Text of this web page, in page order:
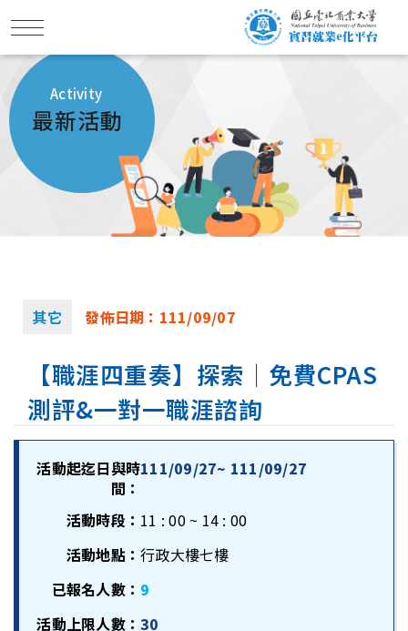
Activity
最新活動
其它 發佈日期： 111/09/07
【職涯四重奏】探索｜免費CPAS
測評&一對一職涯諮詢
活動起迄日與時
間：
111/09/27~ 111/09/27
活動時段： 11 : 00 ~ 14 : 00
活動地點： 行政大樓七樓
已報名人數： 9
活動上限人數： 30